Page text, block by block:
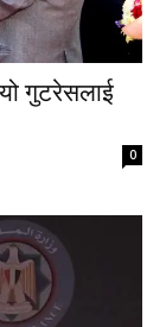
गुटरेसलाई
0